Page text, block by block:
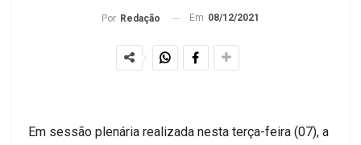
Por Redação Em 08/12/2021
Em sessão plenária realizada nesta terça-feira (07), a